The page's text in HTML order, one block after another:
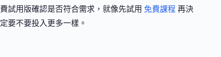
費試用版確認是否符合需求，就像先試用 免費課程 再決
定要不要投入更多一樣。